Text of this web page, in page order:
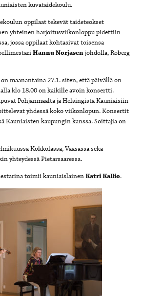
kuvataidekoulu.
oppilaat tekevät taideteokset
yhteinen harjoitusviikonloppu pidettiin
jossa oppilaat kohtasivat toisensa
Hannu Norjasenjohdolla, Roberg
maanantaina 27.1. siten, että päivällä on
klo 18.00 on kaikille avoin konsertti.
Pohjanmaalta ja Helsingistä Kauniaisiin
yhdessä koko viikonlopun. Konsertit
Kauniaisten kaupungin kanssa. Soittajia on
Kokkolassa, Vaasassa sekä
yhteydessä Pietarsaaressa.
toimii kauniaislainenKatri Kallio.